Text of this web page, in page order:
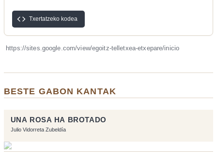
Txertatzeko kodea
https://sites.google.com/view/egoitz-telletxea-etxepare/inicio
BESTE GABON KANTAK
UNA ROSA HA BROTADO
Julio Vidorreta Zubeldía